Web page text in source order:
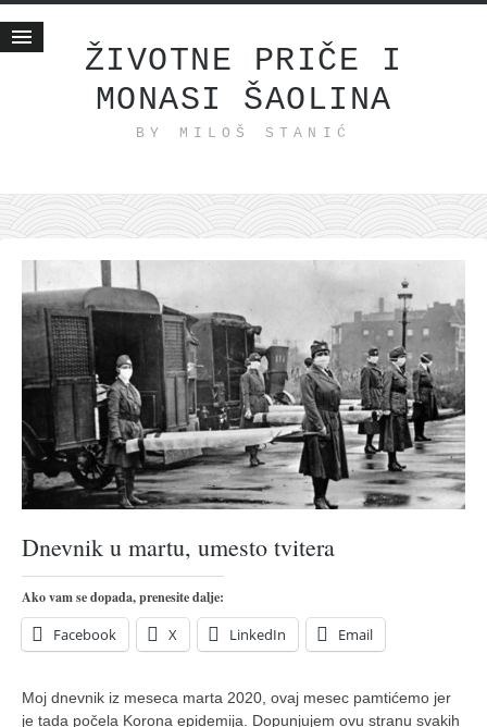
ŽIVOTNE PRIČE I
MONASI ŠAOLINA
BY MILOŠ STANIĆ
Životne priče
internet poslovanje
ishranom do zdravlja
moj haiku
momenti i mesta
bonus sadržaj
Svetlopis
zakonopravilo
duhovni otac
pravoslavlje
porodične priče
umesto tvitera
azbuki i knjige
Dnevnik u martu, umesto tvitera
Ako vam se dopada, prenesite dalje:
Facebook X LinkedIn Email
Moj dnevnik iz meseca marta 2020, ovaj mesec pamtićemo jer
je tada počela Korona epidemija. Dopunjujem ovu stranu svakih